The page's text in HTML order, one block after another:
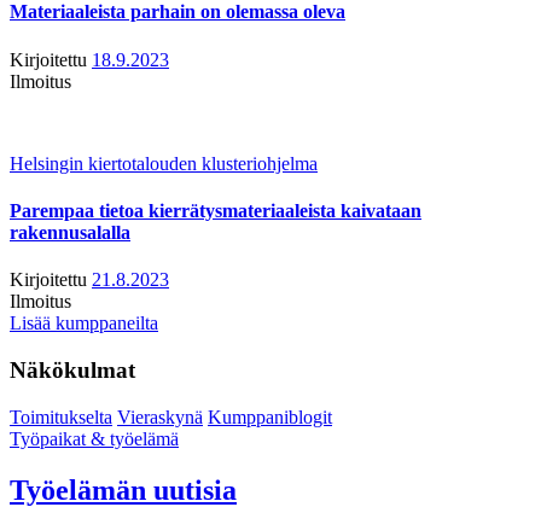
Materiaaleista parhain on olemassa oleva
Kirjoitettu 18.9.2023
Ilmoitus
Helsingin kiertotalouden klusteriohjelma
Parempaa tietoa kierrätysmateriaaleista kaivataan
rakennusalalla
Kirjoitettu 21.8.2023
Ilmoitus
Lisää kumppaneilta
Näkökulmat
Toimitukselta Vieraskynä Kumppaniblogit
Työpaikat & työelämä
Työelämän uutisia